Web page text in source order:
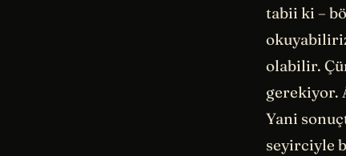
tabii ki –
olabilir.
gerekiyor.
Yani
seyirciyle